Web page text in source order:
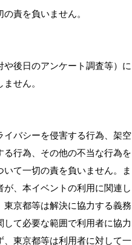
責を負いません。
後日のアンケート調査等）に
せん。
バシーを侵害する行為、架空
行為、その他の不当な行為を
て一切の責を負いません。ま
、本イベントの利用に関連し
京都等は解決に協力する義務
て必要な範囲で利用者に協力
東京都等は利用者に対して一